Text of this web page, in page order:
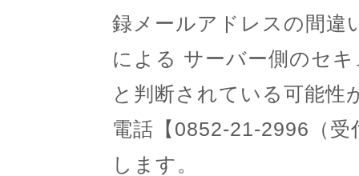
録メールアドレスの間違
による サーバー側のセ
と判断されている可能
電話【0852-21-2996（
します。